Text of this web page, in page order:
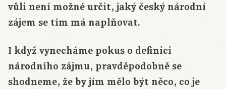
vůli není možné určit, jaký český národní
zájem se tím má naplňovat.
I když vynecháme pokus o definici
národního zájmu, pravděpodobně se
shodneme, že by jím mělo být něco, co je